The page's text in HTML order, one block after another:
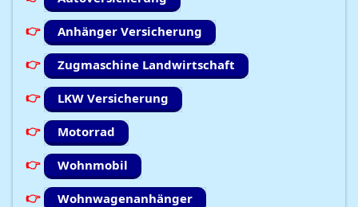
Anhänger Versicherung
Zugmaschine Landwirtschaft
LKW Versicherung
Motorrad
Wohnmobil
Wohnwagenanhänger